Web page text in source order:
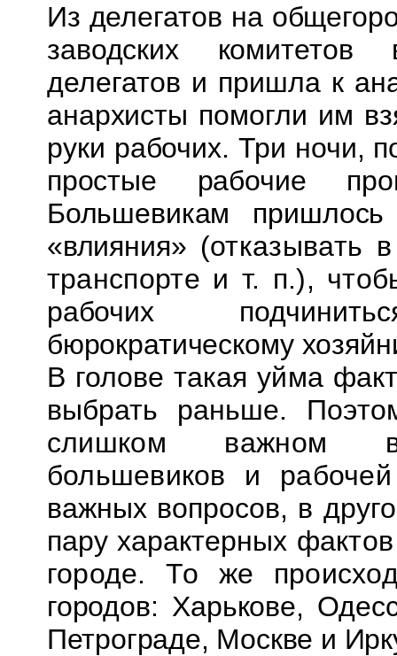
Из делегатов на
заводских комитетов
делегатов и пришла к
анархисты помогли им
руки рабочих.Три ночи,
простые рабочие
Большевикам
«влияния» (отказывать
транспорте и т. п.),
рабочих
бюрократическому
В голове такая уйма
выбрать раньше.
слишком важном
большевиков и
важных вопросов, в
пару характерных
городе. То же
городов: Харькове,
Петрограде, Москве и